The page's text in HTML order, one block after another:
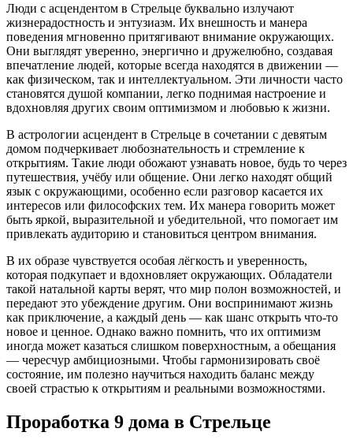
Люди с асцендентом в Стрельце буквально излучают
жизнерадостность и энтузиазм. Их внешность и манера
поведения мгновенно притягивают внимание окружающих.
Они выглядят уверенно, энергично и дружелюбно, создавая
впечатление людей, которые всегда находятся в движении —
как физическом, так и интеллектуальном. Эти личности часто
становятся душой компании, легко поднимая настроение и
вдохновляя других своим оптимизмом и любовью к жизни.
В астрологии асцендент в Стрельце в сочетании с девятым
домом подчеркивает любознательность и стремление к
открытиям. Такие люди обожают узнавать новое, будь то через
путешествия, учёбу или общение. Они легко находят общий
язык с окружающими, особенно если разговор касается их
интересов или философских тем. Их манера говорить может
быть яркой, выразительной и убедительной, что помогает им
привлекать аудиторию и становиться центром внимания.
В их образе чувствуется особая лёгкость и уверенность,
которая подкупает и вдохновляет окружающих. Обладатели
такой натальной карты верят, что мир полон возможностей, и
передают это убеждение другим. Они воспринимают жизнь
как приключение, а каждый день — как шанс открыть что-то
новое и ценное. Однако важно помнить, что их оптимизм
иногда может казаться слишком поверхностным, а обещания
— чересчур амбициозными. Чтобы гармонизировать своё
состояние, им полезно научиться находить баланс между
своей страстью к открытиям и реальными возможностями.
Проработка 9 дома в Стрельце